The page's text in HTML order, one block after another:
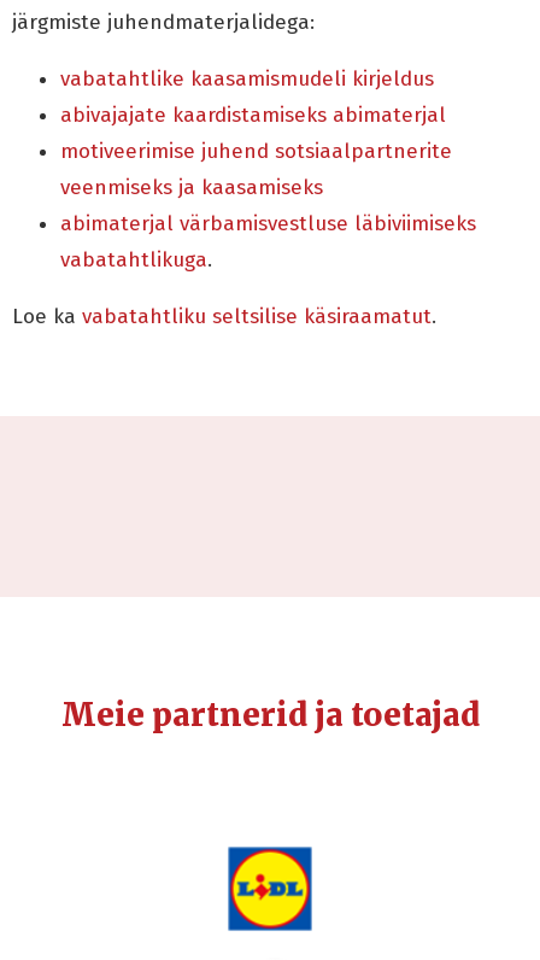
järgmiste juhendmaterjalidega:
vabatahtlike kaasamismudeli kirjeldus
abivajajate kaardistamiseks abimaterjal
motiveerimise juhend sotsiaalpartnerite
veenmiseks ja kaasamiseks
abimaterjal värbamisvestluse läbiviimiseks
vabatahtlikuga.
Loe ka vabatahtliku seltsilise käsiraamatut.
Meie partnerid ja toetajad